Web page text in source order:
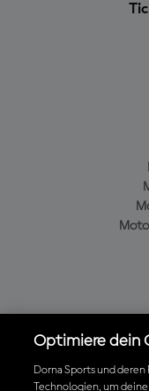
Optimiere dein
Dorna Sports und
Technologien, um